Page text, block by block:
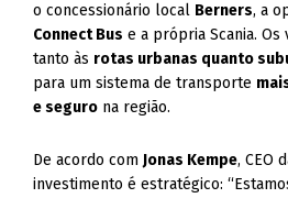
o concessionário local Berners, a
Connect Bus e a própria Scania.
tanto às rotas urbanas quanto
para um sistema de transporte
e seguro na região.
De acordo comJonas Kempe, CEO
investimento é estratégico: